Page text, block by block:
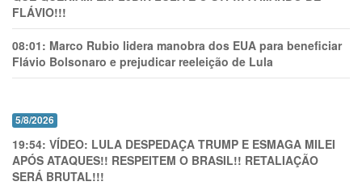
FLÁVIO!!!
08:01: Marco Rubio lidera manobra dos EUA para beneficiar
Flávio Bolsonaro e prejudicar reeleição de Lula
5/8/2026
19:54: VÍDEO: LULA DESPEDAÇA TRUMP E ESMAGA MILEI
APÓS ATAQUES!! RESPEITEM O BRASIL!! RETALIAÇÃO
SERÁ BRUTAL!!!